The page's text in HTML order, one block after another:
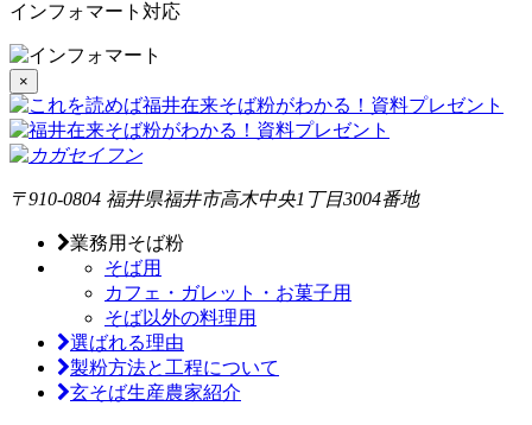
インフォマート対応
×
〒910-0804 福井県福井市高木中央1丁目3004番地
業務用そば粉
そば用
カフェ・ガレット・お菓子用
そば以外の料理用
選ばれる理由
製粉方法と工程について
玄そば生産農家紹介